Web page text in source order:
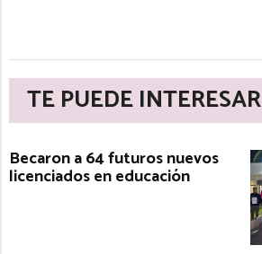
TE PUEDE INTERESAR
Becaron a 64 futuros nuevos
licenciados en educación